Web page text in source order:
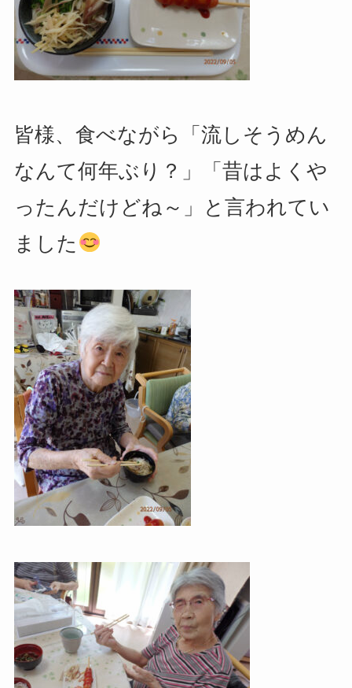
皆様、食べながら「流しそうめん
なんて何年ぶり？」「昔はよくや
ったんだけどね～」と言われてい
ました